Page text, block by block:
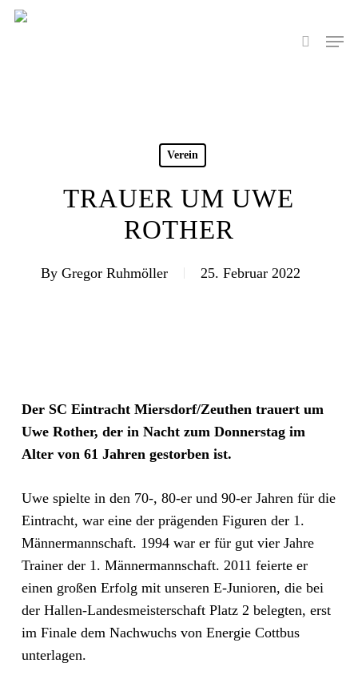
Skip
search
Menu
Verein
TRAUER UM UWE
ROTHER
By Gregor Ruhmöller 25. Februar 2022
Der SC Eintracht Miersdorf/Zeuthen trauert um
Uwe Rother, der in Nacht zum Donnerstag im
Alter von 61 Jahren gestorben ist.
Uwe spielte in den 70-, 80-er und 90-er Jahren für die
Eintracht, war eine der prägenden Figuren der 1.
Männermannschaft. 1994 war er für gut vier Jahre
Trainer der 1. Männermannschaft. 2011 feierte er
einen großen Erfolg mit unseren E-Junioren, die bei
der Hallen-Landesmeisterschaft Platz 2 belegten, erst
im Finale dem Nachwuchs von Energie Cottbus
unterlagen.